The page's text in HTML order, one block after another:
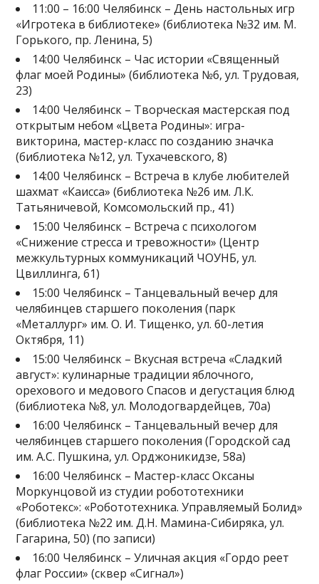
11:00 – 16:00 Челябинск – День настольных игр
«Игротека в библиотеке» (библиотека №32 им. М.
Горького, пр. Ленина, 5)
14:00 Челябинск – Час истории «Священный
флаг моей Родины» (библиотека №6, ул. Трудовая,
23)
14:00 Челябинск – Творческая мастерская под
открытым небом «Цвета Родины»: игра-
викторина, мастер-класс по созданию значка
(библиотека №12, ул. Тухачевского, 8)
14:00 Челябинск – Встреча в клубе любителей
шахмат «Каисса» (библиотека №26 им. Л.К.
Татьяничевой, Комсомольский пр., 41)
15:00 Челябинск – Встреча с психологом
«Снижение стресса и тревожности» (Центр
межкультурных коммуникаций ЧОУНБ, ул.
Цвиллинга, 61)
15:00 Челябинск – Танцевальный вечер для
челябинцев старшего поколения (парк
«Металлург» им. О. И. Тищенко, ул. 60-летия
Октября, 11)
15:00 Челябинск – Вкусная встреча «Сладкий
август»: кулинарные традиции яблочного,
орехового и медового Спасов и дегустация блюд
(библиотека №8, ул. Молодогвардейцев, 70а)
16:00 Челябинск – Танцевальный вечер для
челябинцев старшего поколения (Городской сад
им. А.С. Пушкина, ул. Орджоникидзе, 58а)
16:00 Челябинск – Мастер-класс Оксаны
Моркунцовой из студии робототехники
«Роботекс»: «Робототехника. Управляемый Болид»
(библиотека №22 им. Д.Н. Мамина-Сибиряка, ул.
Гагарина, 50) (по записи)
16:00 Челябинск – Уличная акция «Гордо реет
флаг России» (сквер «Сигнал»)